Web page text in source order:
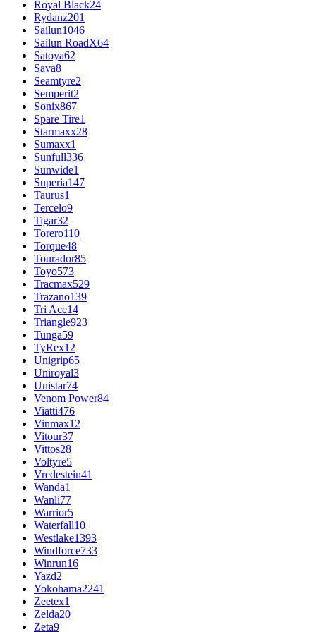
Royal Black24
Rydanz201
Sailun1046
Sailun RoadX64
Satoya62
Sava8
Seamtyre2
Semperit2
Sonix867
Spare Tire1
Starmaxx28
Sumaxx1
Sunfull336
Sunwide1
Superia147
Taurus1
Tercelo9
Tigar32
Torero110
Torque48
Tourador85
Toyo573
Tracmax529
Trazano139
Tri Ace14
Triangle923
Tunga59
TyRex12
Unigrip65
Uniroyal3
Unistar74
Venom Power84
Viatti476
Vinmax12
Vitour37
Vittos28
Voltyre5
Vredestein41
Wanda1
Wanli77
Warrior5
Waterfall10
Westlake1393
Windforce733
Winrun16
Yazd2
Yokohama2241
Zeetex1
Zelda20
Zeta9